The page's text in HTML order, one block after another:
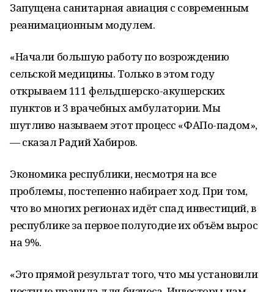
Запущена санитарная авиация с современным
реанимационным модулем.
«Начали большую работу по возрождению
сельской медицины. Только в этом году
открываем 111 фельдшерско-акушерских
пунктов и 3 врачебных амбулатории. Мы
шутливо называем этот процесс «ФАПо-падом»,
— сказал Радий Хабиров.
Экономика республики, несмотря на все
проблемы, постепенно набирает ход. При том,
что во многих регионах идёт спад инвестиций, в
республике за первое полугодие их объём вырос
на 9%.
«Это прямой результат того, что мы установили